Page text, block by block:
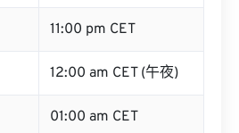
11:00 pm CET
12:00 am CET (午夜)
01:00 am CET